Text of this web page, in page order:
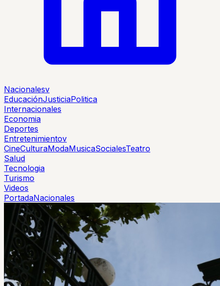
Nacionalesv
EducaciónJusticiaPolitica
Internacionales
Economia
Deportes
Entretenimientov
CineCulturaModaMusicaSocialesTeatro
Salud
Tecnologia
Turismo
Videos
PortadaNacionales